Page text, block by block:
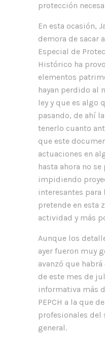
protección
En esta ocasión,
demora de sacar
Especial de
Histórico ha
elementos
hayan perdido al
ley y que es algo
pasando, de ahí
tenerlo cuanto
que este
actuaciones en
hasta ahora no
impidiendo
interesantes
pretende en esta
actividad y más
Aunque los
ayer fueron muy
avanzó que
de este mes de
informativa más
PEPCH a la que
profesionales del
general.